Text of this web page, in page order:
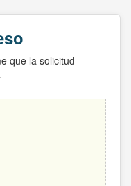
que la solicitud